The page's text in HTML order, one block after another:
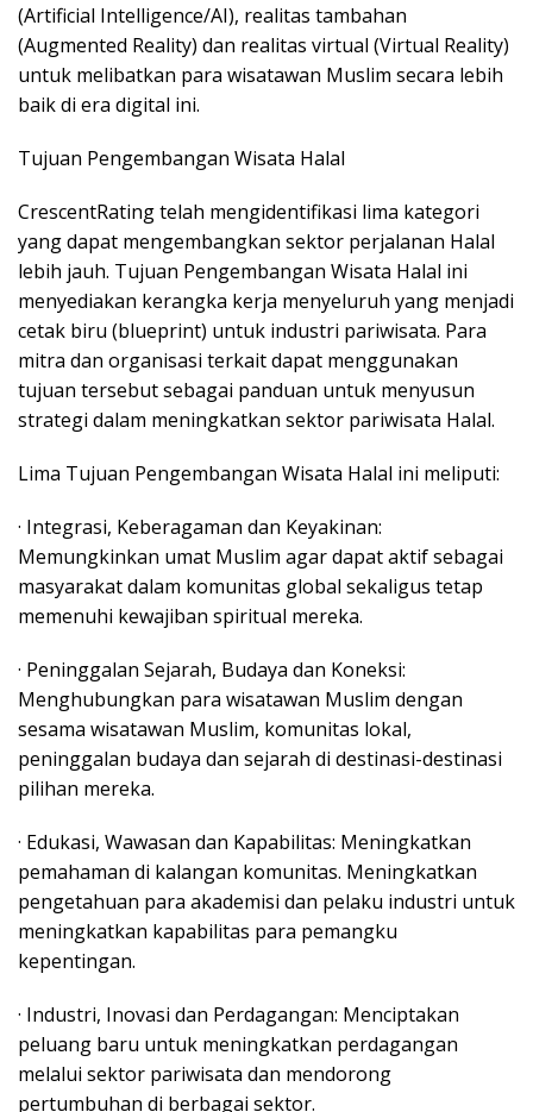
(Artificial Intelligence/AI), realitas tambahan
(Augmented Reality) dan realitas virtual (Virtual Reality)
untuk melibatkan para wisatawan Muslim secara lebih
baik di era digital ini.
Tujuan Pengembangan Wisata Halal
CrescentRating telah mengidentifikasi lima kategori
yang dapat mengembangkan sektor perjalanan Halal
lebih jauh. Tujuan Pengembangan Wisata Halal ini
menyediakan kerangka kerja menyeluruh yang menjadi
cetak biru (blueprint) untuk industri pariwisata. Para
mitra dan organisasi terkait dapat menggunakan
tujuan tersebut sebagai panduan untuk menyusun
strategi dalam meningkatkan sektor pariwisata Halal.
Lima Tujuan Pengembangan Wisata Halal ini meliputi:
· Integrasi, Keberagaman dan Keyakinan:
Memungkinkan umat Muslim agar dapat aktif sebagai
masyarakat dalam komunitas global sekaligus tetap
memenuhi kewajiban spiritual mereka.
· Peninggalan Sejarah, Budaya dan Koneksi:
Menghubungkan para wisatawan Muslim dengan
sesama wisatawan Muslim, komunitas lokal,
peninggalan budaya dan sejarah di destinasi-destinasi
pilihan mereka.
· Edukasi, Wawasan dan Kapabilitas: Meningkatkan
pemahaman di kalangan komunitas. Meningkatkan
pengetahuan para akademisi dan pelaku industri untuk
meningkatkan kapabilitas para pemangku
kepentingan.
· Industri, Inovasi dan Perdagangan: Menciptakan
peluang baru untuk meningkatkan perdagangan
melalui sektor pariwisata dan mendorong
pertumbuhan di berbagai sektor.